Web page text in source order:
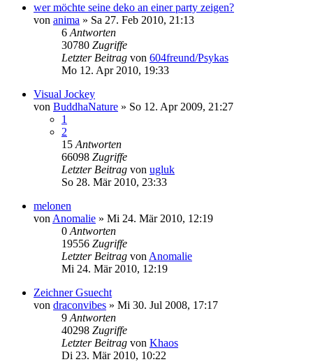
wer möchte seine deko an einer party zeigen?
von anima » Sa 27. Feb 2010, 21:13
6 Antworten
30780 Zugriffe
Letzter Beitrag von 604freund/Psykas
Mo 12. Apr 2010, 19:33
Visual Jockey
von BuddhaNature » So 12. Apr 2009, 21:27
1
2
15 Antworten
66098 Zugriffe
Letzter Beitrag von ugluk
So 28. Mär 2010, 23:33
melonen
von Anomalie » Mi 24. Mär 2010, 12:19
0 Antworten
19556 Zugriffe
Letzter Beitrag von Anomalie
Mi 24. Mär 2010, 12:19
Zeichner Gsuecht
von draconvibes » Mi 30. Jul 2008, 17:17
9 Antworten
40298 Zugriffe
Letzter Beitrag von Khaos
Di 23. Mär 2010, 10:22